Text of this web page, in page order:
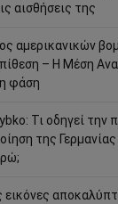
αισθήσεις της
αμερικανικών
– Η Μέση
φάση
Τι οδηγεί την
της